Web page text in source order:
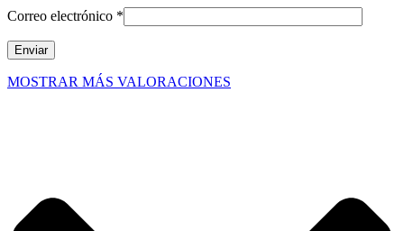
Correo electrónico *
MOSTRAR MÁS VALORACIONES